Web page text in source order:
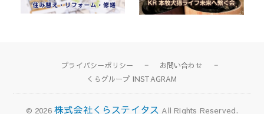
プライバシーポリシー
お問い合わせ
くらグループ INSTAGRAM
© 2026 株式会社くらステイタス All Rights Reserved.